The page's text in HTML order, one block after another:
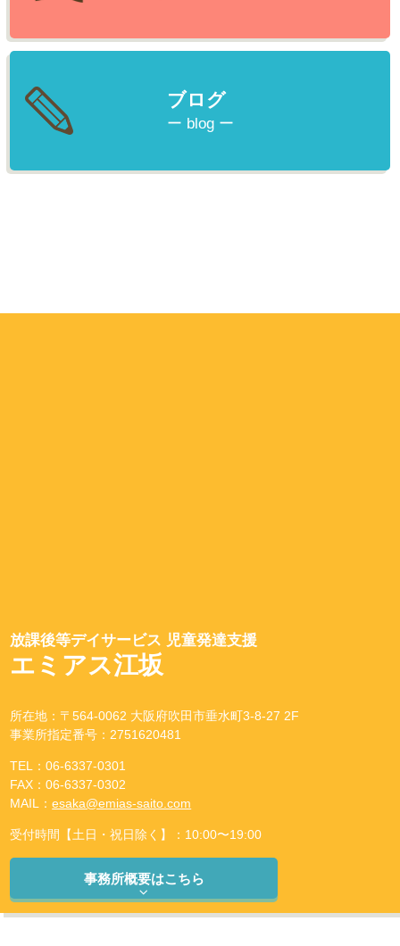
ブログ
ー blog ー
放課後等デイサービス 児童発達支援
エミアス江坂
所在地：〒564-0062 大阪府吹田市垂水町3-8-27 2F
事業所指定番号：2751620481
TEL：06-6337-0301
FAX：06-6337-0302
MAIL：esaka@emias-saito.com
受付時間【土日・祝日除く】：10:00〜19:00
事務所概要はこちら